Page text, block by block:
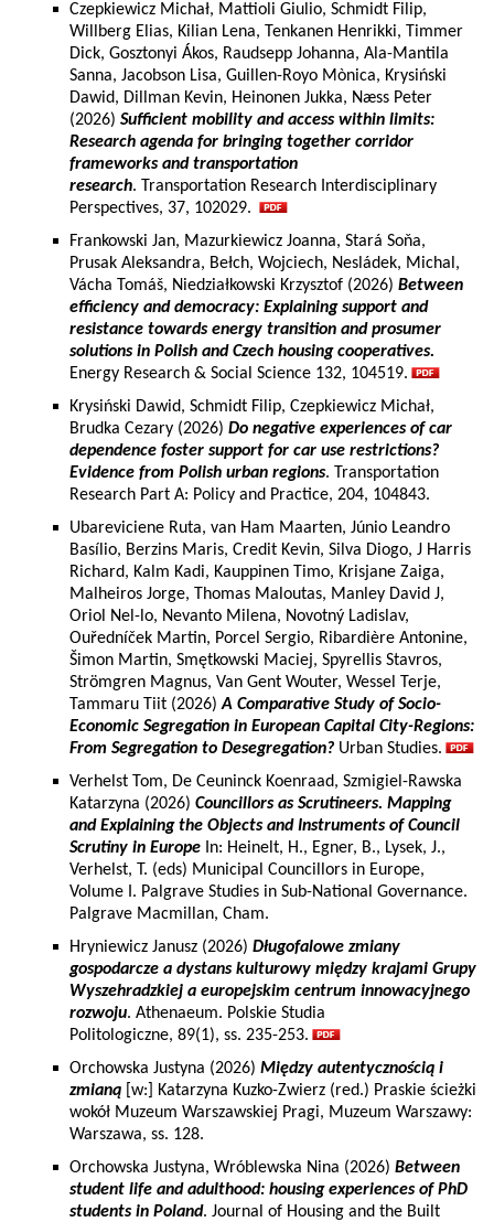
Czepkiewicz Michał, Mattioli Giulio, Schmidt Filip,
Willberg Elias, Kilian Lena, Tenkanen Henrikki, Timmer
Dick, Gosztonyi Ákos, Raudsepp Johanna, Ala-Mantila
Sanna, Jacobson Lisa, Guillen-Royo Mònica, Krysiński
Dawid, Dillman Kevin, Heinonen Jukka, Næss Peter
(2026) Sufficient mobility and access within limits:
Research agenda for bringing together corridor
frameworks and transportation
research. Transportation Research Interdisciplinary
Perspectives, 37, 102029.
Frankowski Jan, Mazurkiewicz Joanna, Stará Soňa,
Prusak Aleksandra, Bełch, Wojciech, Nesládek, Michal,
Vácha Tomáš, Niedziałkowski Krzysztof (2026) Between
efficiency and democracy: Explaining support and
resistance towards energy transition and prosumer
solutions in Polish and Czech housing cooperatives.
Energy Research & Social Science 132, 104519.
Krysiński Dawid, Schmidt Filip, Czepkiewicz Michał,
Brudka Cezary (2026) Do negative experiences of car
dependence foster support for car use restrictions?
Evidence from Polish urban regions. Transportation
Research Part A: Policy and Practice, 204, 104843.
Ubareviciene Ruta, van Ham Maarten, Júnio Leandro
Basílio, Berzins Maris, Credit Kevin, Silva Diogo, J Harris
Richard, Kalm Kadi, Kauppinen Timo, Krisjane Zaiga,
Malheiros Jorge, Thomas Maloutas, Manley David J,
Oriol Nel-lo, Nevanto Milena, Novotný Ladislav,
Ouředníček Martin, Porcel Sergio, Ribardière Antonine,
Šimon Martin, Smętkowski Maciej, Spyrellis Stavros,
Strömgren Magnus, Van Gent Wouter, Wessel Terje,
Tammaru Tiit (2026)A Comparative Study of Socio-
Economic Segregation in European Capital City-Regions:
From Segregation to Desegregation? Urban Studies.
Verhelst Tom, De Ceuninck Koenraad, Szmigiel-Rawska
Katarzyna (2026) Councillors as Scrutineers. Mapping
and Explaining the Objects and Instruments of Council
Scrutiny in Europe In: Heinelt, H., Egner, B., Lysek, J.,
Verhelst, T. (eds) Municipal Councillors in Europe,
Volume I. Palgrave Studies in Sub-National Governance.
Palgrave Macmillan, Cham.
Hryniewicz Janusz (2026) Długofalowe zmiany
gospodarcze a dystans kulturowy między krajami Grupy
Wyszehradzkiej a europejskim centrum innowacyjnego
rozwoju. Athenaeum. Polskie Studia
Politologiczne, 89(1), ss. 235-253.
Orchowska Justyna (2026) Między autentycznością i
zmianą [w:] Katarzyna Kuzko-Zwierz (red.) Praskie ścieżki
wokół Muzeum Warszawskiej Pragi, Muzeum Warszawy:
Warszawa, ss. 128.
Orchowska Justyna, Wróblewska Nina (2026) Between
student life and adulthood: housing experiences of PhD
students in Poland. Journal of Housing and the Built